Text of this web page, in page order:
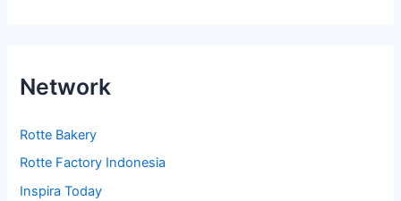
Network
Rotte Bakery
Rotte Factory Indonesia
Inspira Today